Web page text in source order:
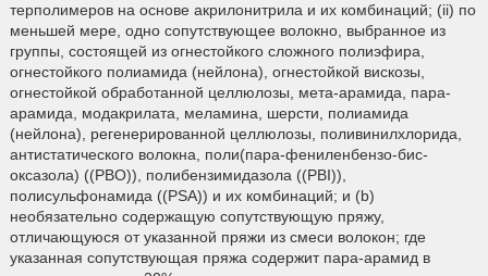
терполимеров на основе акрилонитрила и их комбинаций; (ii) по
меньшей мере, одно сопутствующее волокно, выбранное из
группы, состоящей из огнестойкого сложного полиэфира,
огнестойкого полиамида (нейлона), огнестойкой вискозы,
огнестойкой обработанной целлюлозы, мета-арамида, пара-
арамида, модакрилата, меламина, шерсти, полиамида
(нейлона), регенерированной целлюлозы, поливинилхлорида,
антистатического волокна, поли(пара-фениленбензо-бис-
оксазола) ((PBO)), полибензимидазола ((PBI)),
полисульфонамида ((PSA)) и их комбинаций; и (b)
необязательно содержащую сопутствующую пряжу,
отличающуюся от указанной пряжи из смеси волокон; где
указанная сопутствующая пряжа содержит пара-арамид в